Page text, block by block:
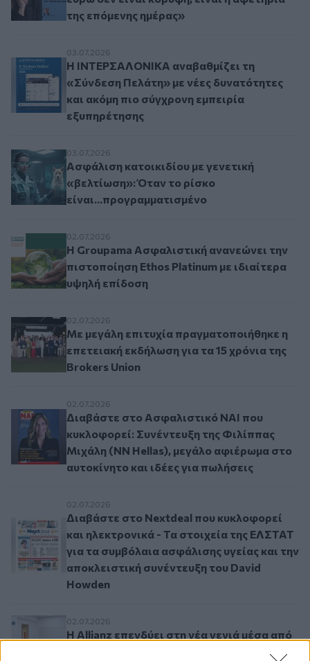
της επόμενης ημέρας»
Η ΙΝΤΕΡΣΑΛΟΝΙΚΑ αναβαθμίζει τη «Σύνδεση
03.07.2026
Η ΙΝΤΕΡΣΑΛΟΝΙΚΑ αναβαθμίζει τη
«Σύνδεση Πελάτη» με νέες δυνατότητες
και ακόμη πιο σύγχρονη εμπειρία
εξυπηρέτησης
Ασφάλιση κατοικιδίου με γενετική
03.07.2026
Ασφάλιση κατοικιδίου με γενετική
«βελτίωση»: Όταν το ρίσκο
είναι...προγραμματισμένο
Η Groupama Ασφαλιστική ανανεώνει την
02.07.2026
Η Groupama Ασφαλιστική ανανεώνει την
πιστοποίηση Ethos Platinum με ιδιαίτερα
υψηλή επίδοση
Με μεγάλη επιτυχία πραγματοποιήθηκε η
02.07.2026
Με μεγάλη επιτυχία πραγματοποιήθηκε η
επετειακή εκδήλωση για τα 15 χρόνια της
Brokers Union
Διαβάστε στο Ασφαλιστικό ΝΑΙ που
02.07.2026
Διαβάστε στο Ασφαλιστικό ΝΑΙ που
κυκλοφορεί: Συνέντευξη της Φιλίππας
Μιχάλη (NN Hellas), μεγάλο αφιέρωμα στο
αυτοκίνητο και ιδέες για πωλήσεις
Διαβάστε στο Nextdeal που κυκλοφορεί και
02.07.2026
Διαβάστε στο Nextdeal που κυκλοφορεί
και ηλεκτρονικά - Τα στοιχεία της ΕΛΣΤΑΤ
για τα συμβόλαια ασφάλισης υγείας και την
αποκλειστική συνέντευξη του David
Howden
Η Allianz επενδύει στη νέα γενιά μέσα από την
02.07.2026
Η Allianz επενδύει στη νέα γενιά μέσα από
την 6η Ελληνική Οικονομική Ολυμπιάδα